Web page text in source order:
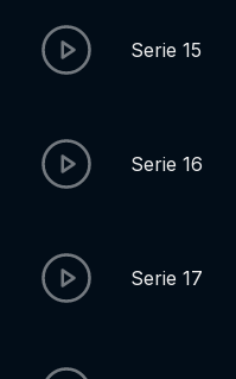
Serie 15
Serie 16
Serie 17